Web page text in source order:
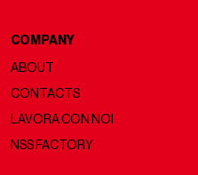
COMPANY
ABOUT
CONTACTS
LAVORA CON NOI
NSS FACTORY